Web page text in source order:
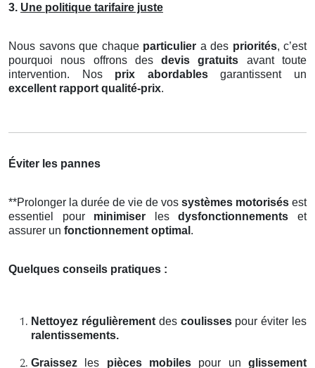
3. Une politique tarifaire juste
Nous savons que chaque particulier a des priorités, c’est
pourquoi nous offrons desdevis gratuits avant toute
intervention. Nos prix abordablesgarantissent un
excellent rapport qualité-prix.
Éviter les pannes
**Prolonger la durée de vie de vos systèmes motorisés est
essentiel pour minimiser lesdysfonctionnements et
assurer un fonctionnement optimal .
Quelques conseils pratiques :
Nettoyez régulièrementdes coulissespour éviter les
ralentissements.
Graissez les pièces mobiles pour unglissement